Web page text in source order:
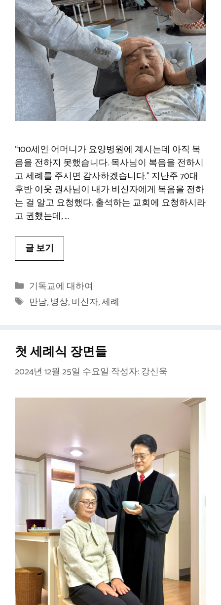
“100세인 어머니가 요양병원에 계시는데 아직 복
음을 전하지 못했습니다. 목사님이 복음을 전하시
고 세례를 주시면 감사하겠습니다.” 지난주 70대
후반 이웃 권사님이 내가 비신자에게 복음을 전하
는 걸 알고 요청했다. 출석하는 교회에 요청하시라
고 권했는데, …
글 보기
카
테
고
기독교에 대하여
태
만남, 병상,비신자,세례
첫 세례식 장면들
2024년 12월 25일 수요일 작성자: 강신욱